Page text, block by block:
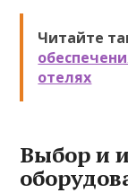
Читайте
отелях
Выбор и